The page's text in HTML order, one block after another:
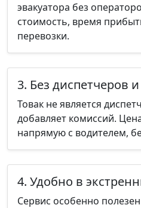
эвакуатора без
стоимость, время
перевозки.
3. Без диспетчеров
Товак не является
добавляет комиссий.
напрямую с водителем,
4. Удобно в
Сервис особенно